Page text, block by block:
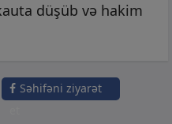
düşüb və hakim
Səhifəni ziyarət